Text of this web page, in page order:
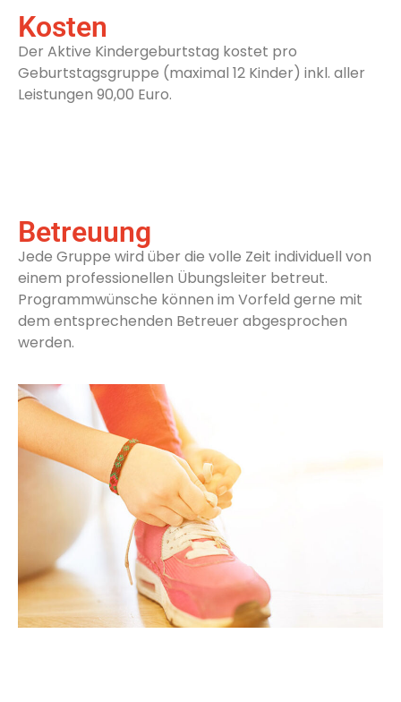
Kosten
Der Aktive Kindergeburtstag kostet pro
Geburtstagsgruppe (maximal 12 Kinder) inkl. aller
Leistungen 90,00 Euro.
Betreuung
Jede Gruppe wird über die volle Zeit individuell von
einem professionellen Übungsleiter betreut.
Programmwünsche können im Vorfeld gerne mit
dem entsprechenden Betreuer abgesprochen
werden.